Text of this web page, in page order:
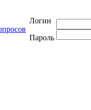
Логин
Пароль